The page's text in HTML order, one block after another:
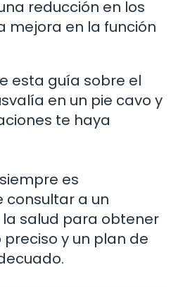
reducción en los
mejora en la función
esta guía sobre el
en un pie cavo y
te haya
es
a un
salud para obtener
y un plan de